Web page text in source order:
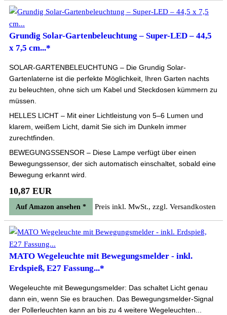
Grundig Solar-Gartenbeleuchtung – Super-LED – 44,5
x 7,5 cm...*
SOLAR-GARTENBELEUCHTUNG – Die Grundig Solar-
Gartenlaterne ist die perfekte Möglichkeit, Ihren Garten nachts
zu beleuchten, ohne sich um Kabel und Steckdosen kümmern zu
müssen.
HELLES LICHT – Mit einer Lichtleistung von 5–6 Lumen und
klarem, weißem Licht, damit Sie sich im Dunkeln immer
zurechtfinden.
BEWEGUNGSSENSOR – Diese Lampe verfügt über einen
Bewegungssensor, der sich automatisch einschaltet, sobald eine
Bewegung erkannt wird.
10,87 EUR
Auf Amazon ansehen * Preis inkl. MwSt., zzgl. Versandkosten
MATO Wegeleuchte mit Bewegungsmelder - inkl.
Erdspieß, E27 Fassung...*
Wegeleuchte mit Bewegungsmelder: Das schaltet Licht genau
dann ein, wenn Sie es brauchen. Das Bewegungsmelder-Signal
der Pollerleuchten kann an bis zu 4 weitere Wegeleuchten...